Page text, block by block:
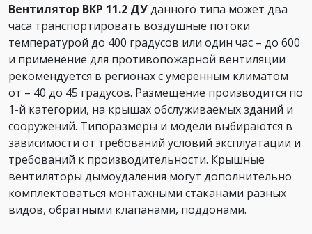
Вентилятор ВКР 11.2 ДУданного типа может два
часа транспортировать воздушные потоки
температурой до 400 градусов или один час – до 600
и применение для противопожарной вентиляции
рекомендуется в регионах с умеренным климатом
от – 40 до 45 градусов. Размещение производится по
1-й категории, на крышах обслуживаемых зданий и
сооружений. Типоразмеры и модели выбираются в
зависимости от требований условий эксплуатации и
требований к производительности. Крышные
вентиляторы дымоудаления могут дополнительно
комплектоваться монтажными стаканами разных
видов, обратными клапанами, поддонами.